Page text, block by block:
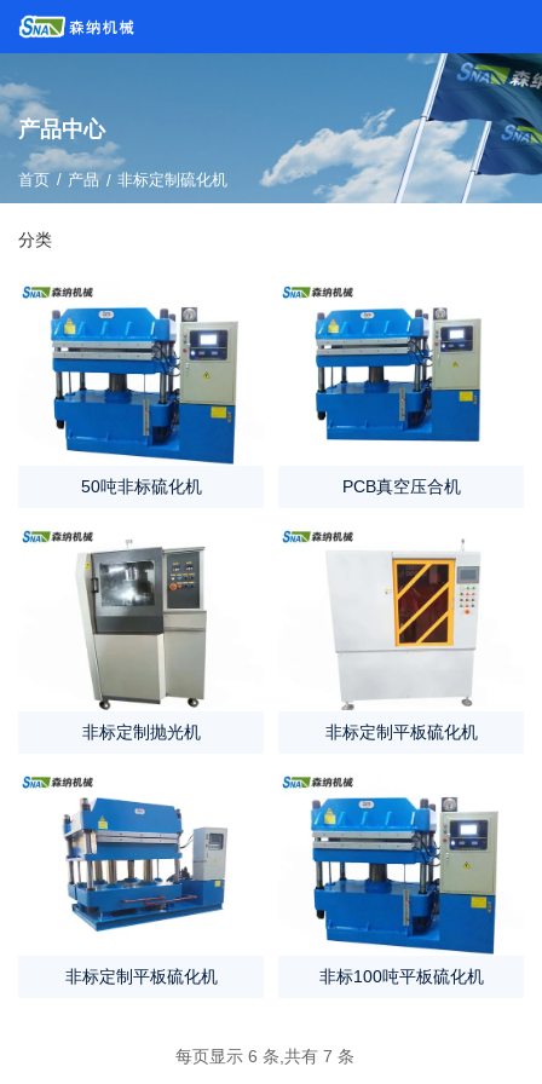
产品中心
首页 / 产品 / 非标定制硫化机
分类
50吨非标硫化机 PCB真空压合机
非标定制抛光机 非标定制平板硫化机
非标定制平板硫化机 非标100吨平板硫化机
每页显示 6 条,共有 7 条